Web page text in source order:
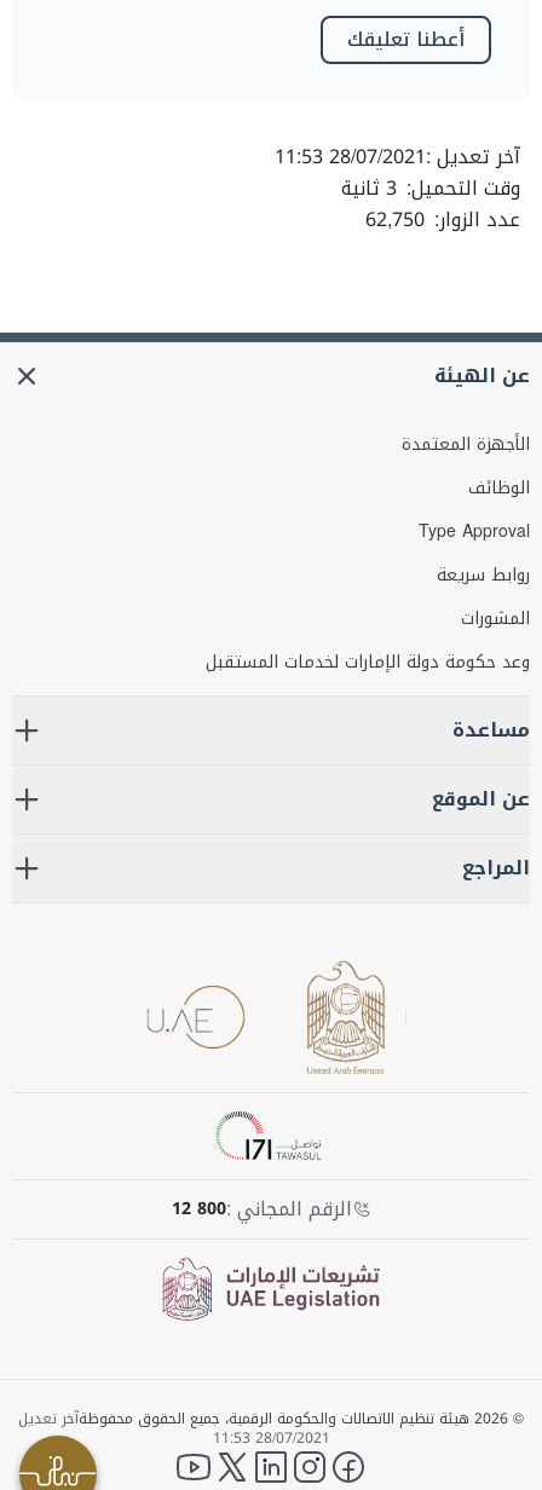
أعطنا تعليقك
آخر تعديل :28/07/2021 11:53
وقت التحميل: 3 ثانية
عدد الزوار: 62,750
عن الهيئة
الأجهزة المعتمدة
الوظائف
Type Approval
روابط سريعة
المشورات
وعد حكومة دولة الإمارات لخدمات المستقبل
مساعدة
عن الموقع
المراجع
الرقم المجاني :800 12
© 2026 هيئة تنظيم الاتصالات والحكومة الرقمية، جميع الحقوق محفوظة آخر تعديل
28/07/2021 11:53
facebook
instagram
LinkedIn
twitter